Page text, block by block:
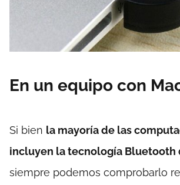
En un equipo con
Si bien la mayoría de las
incluyen la tecnología Bluetooth
siempre podemos comprobarlo